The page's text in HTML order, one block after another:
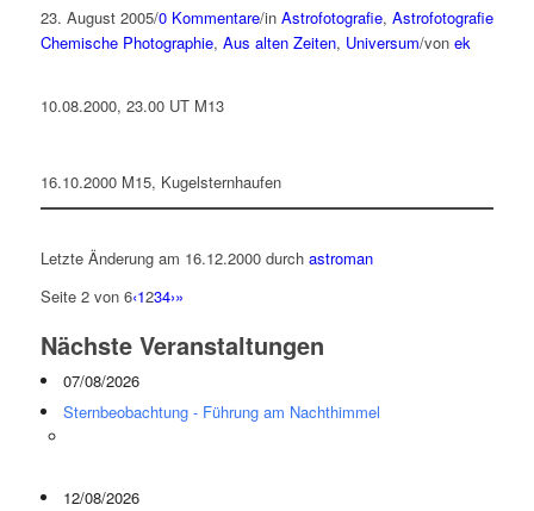
23. August 2005/0 Kommentare/in Astrofotografie, Astrofotografie
Chemische Photographie, Aus alten Zeiten, Universum/von ek
10.08.2000, 23.00 UT M13
16.10.2000 M15, Kugelsternhaufen
Letzte Änderung am 16.12.2000 durch astroman
Seite 2 von 6‹1234›»
Nächste Veranstaltungen
07/08/2026
Sternbeobachtung - Führung am Nachthimmel
12/08/2026